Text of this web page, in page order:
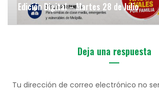
Edición Digital – Martes 28 de Julio
Deja una respuesta
Tu dirección de correo electrónico no